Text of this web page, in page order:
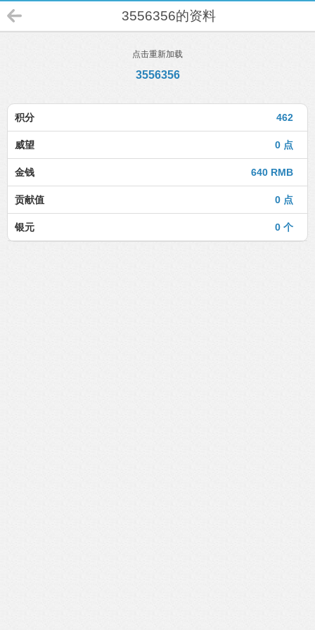
3556356的资料
点击重新加载
3556356
462
积分
0 点
威望
640 RMB
金钱
0 点
贡献值
0 个
银元